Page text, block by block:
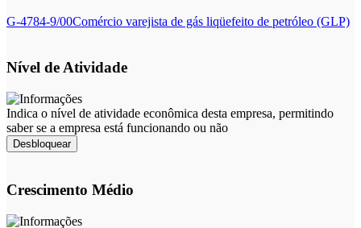
G-4784-9/00Comércio varejista de gás liqüefeito de petróleo (GLP)
Nível de Atividade
Indica o nível de atividade econômica desta empresa, permitindo
saber se a empresa está funcionando ou não
Desbloquear
Crescimento Médio